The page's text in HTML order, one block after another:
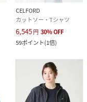
CELFORD
カットソー・Tシャツ
6,545円 30%OFF
59ポイント(1倍)